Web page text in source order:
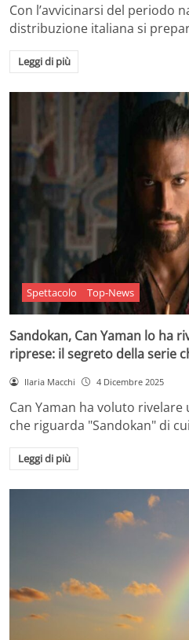
Con l’avvicinarsi del periodo
distribuzione italiana si
Leggi di più
Spettacolo Top-News
Sandokan, Can Yaman lo ha
riprese: il segreto della serie
Ilaria Macchi 4 Dicembre 2025
Can Yaman ha voluto
che riguarda "Sandokan" di
Leggi di più